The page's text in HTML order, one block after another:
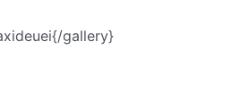
gallery}